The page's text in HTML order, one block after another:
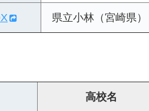
県立小林（宮崎県）
高校名